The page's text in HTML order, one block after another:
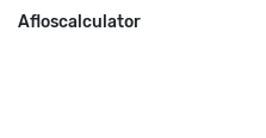
Afloscalculator